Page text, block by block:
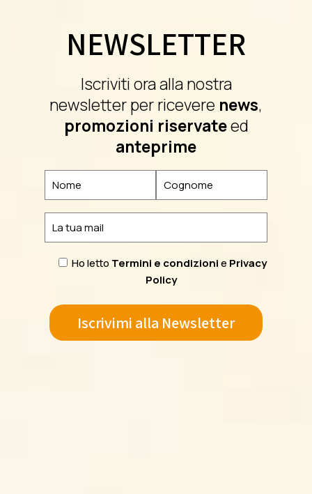
NEWSLETTER
Iscriviti ora alla nostra
newsletter per ricevere news,
promozioni riservateed
anteprime
Ho letto Termini e condizionie Privacy
Policy